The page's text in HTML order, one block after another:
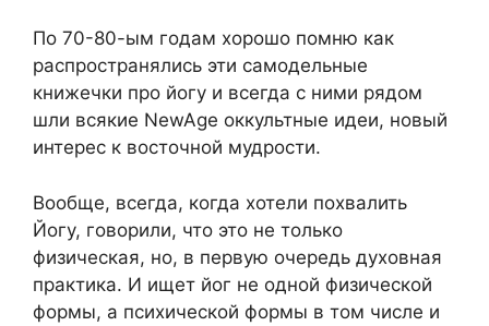
По 70-80-ым годам хорошо помню как
распространялись эти самодельные
книжечки про йогу и всегда с ними рядом
шли всякие NewAge оккультные идеи, новый
интерес к восточной мудрости.
Вообще, всегда, когда хотели похвалить
Йогу, говорили, что это не только
физическая, но, в первую очередь духовная
практика. И ищет йог не одной физической
формы, а психической формы в том числе и